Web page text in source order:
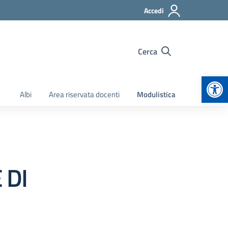
Accedi
Cerca
Albi Area riservata docenti Modulistica